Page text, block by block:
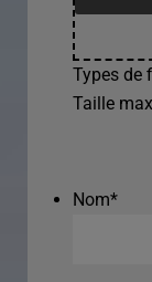
Types de
Taille
Nom*